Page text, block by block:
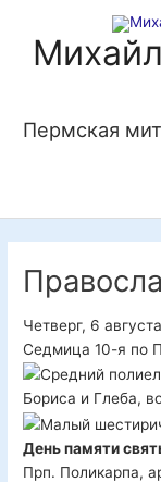
содержимому
Пермская
Четверг, 6
Седмица 10-я по
Бориса и Глеба,
День памяти
Прп. Поликарпа,